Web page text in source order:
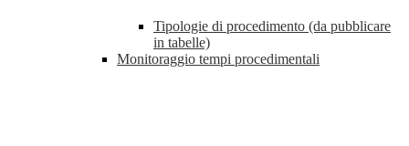
Tipologie di procedimento (da pubblicare
in tabelle)
Monitoraggio tempi procedimentali